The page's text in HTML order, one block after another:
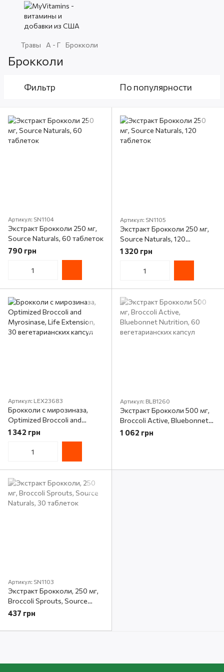
Травы А - Г Брокколи
Брокколи
Фильтр По популярности
Артикул: SN1104
Экстракт Брокколи 250 мг,
Source Naturals, 60 таблеток
790 грн
Артикул: SN1105
Экстракт Брокколи 250 мг,
Source Naturals, 120
таблеток
1 320 грн
Артикул: LEX23683
Брокколи с мирозиназа,
Optimized Broccoli and
Myrosinase, Life Extension,
30 вегетарианских капсул
1 342 грн
Артикул: BLB1260
Экстракт Брокколи 500 мг,
Broccoli Active, Bluebonnet
Nutrition, 60 вегетарианских
1 062 грн
Артикул: SN1103
Экстракт Брокколи, 250 мг,
Broccoli Sprouts, Source
Naturals, 30 таблеток
437 грн